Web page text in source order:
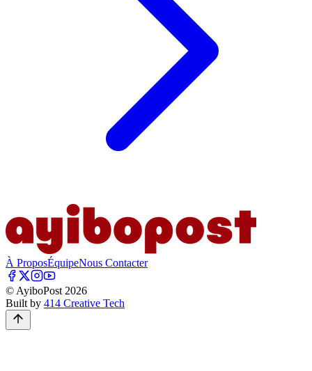
À ProposÉquipeNous Contacter
© AyiboPost 2026
Built by 414 Creative Tech